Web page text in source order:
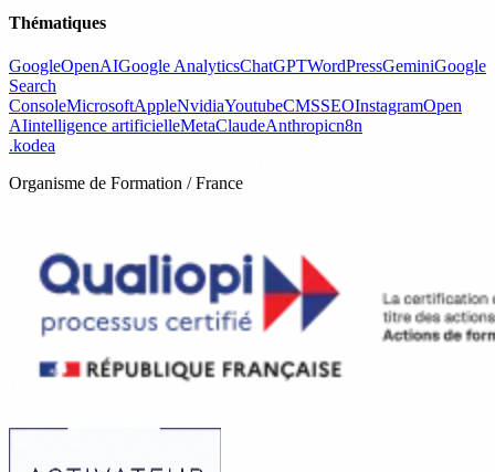
Thématiques
GoogleOpenAIGoogle AnalyticsChatGPTWordPressGeminiGoogle
Search
ConsoleMicrosoftAppleNvidiaYoutubeCMSSEOInstagramOpen
AIintelligence artificielleMetaClaudeAnthropicn8n
.kodea
Organisme de Formation / France